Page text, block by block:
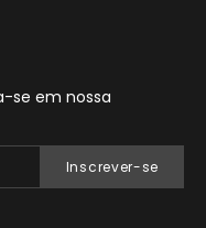
se em nossa
Inscrever-se